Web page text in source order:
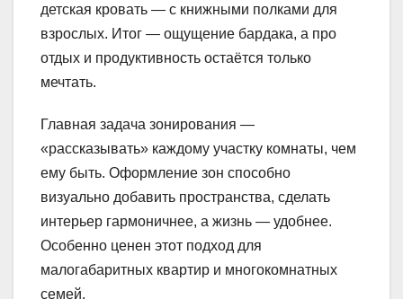
детская кровать — с книжными полками для
взрослых. Итог — ощущение бардака, а про
отдых и продуктивность остаётся только
мечтать.
Главная задача зонирования —
«рассказывать» каждому участку комнаты, чем
ему быть. Оформление зон способно
визуально добавить пространства, сделать
интерьер гармоничнее, а жизнь — удобнее.
Особенно ценен этот подход для
малогабаритных квартир и многокомнатных
семей.